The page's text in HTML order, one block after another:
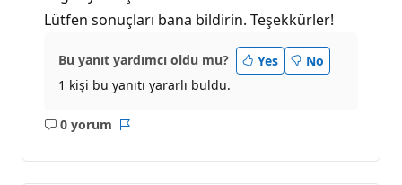
Lütfen sonuçları bana bildirin. Teşekkürler!
Bu yanıt yardımcı oldu mu? Yes
No
1 kişi bu yanıtı yararlı buldu.
0 yorum
Açıklama